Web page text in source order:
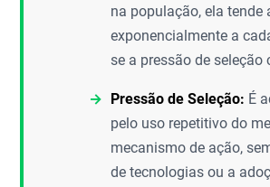
na população, ela tende
exponencialmente a
se a pressão de seleção
Pressão de Seleção: É
pelo uso repetitivo do
mecanismo de ação,
de tecnologias ou a